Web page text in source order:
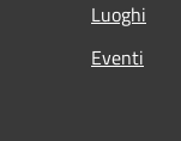
Luoghi
Eventi